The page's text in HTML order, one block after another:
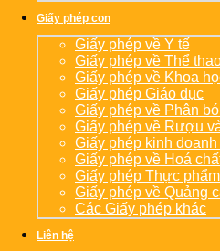
Giấy phép con
Giấy phép về Y tế
Giấy phép về Thể
Giấy phép về Khoa
Giấy phép Giáo dục
Giấy phép về Phân
Giấy phép về Rượu
Giấy phép kinh
Giấy phép về Hoá
Giấy phép Thực
Giấy phép về Quảng
Các Giấy phép khác
Liên hệ